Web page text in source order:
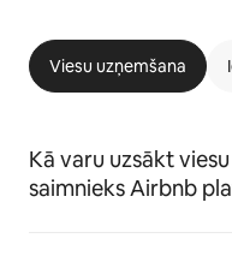
Viesu uzņemšana
Kā varu uzsākt
saimnieks Airbnb